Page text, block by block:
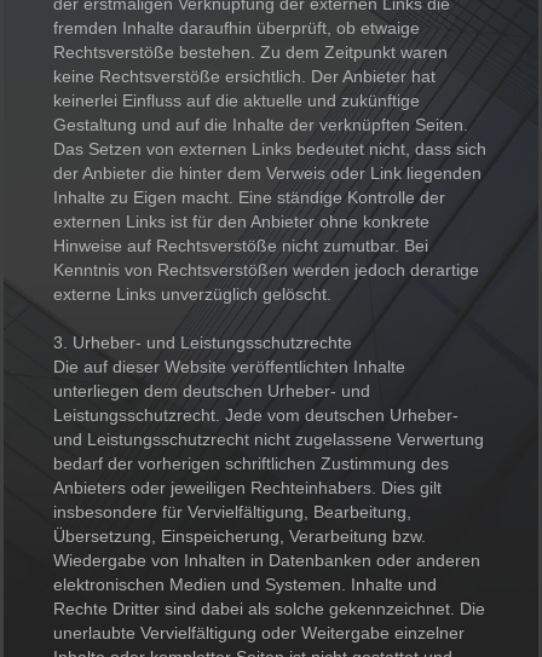
fremden Inhalte daraufhin überprüft, ob etwaige
Rechtsverstöße bestehen. Zu dem Zeitpunkt waren
keine Rechtsverstöße ersichtlich. Der Anbieter hat
keinerlei Einfluss auf die aktuelle und zukünftige
Gestaltung und auf die Inhalte der verknüpften Seiten.
Das Setzen von externen Links bedeutet nicht, dass sich
der Anbieter die hinter dem Verweis oder Link liegenden
Inhalte zu Eigen macht. Eine ständige Kontrolle der
externen Links ist für den Anbieter ohne konkrete
Hinweise auf Rechtsverstöße nicht zumutbar. Bei
Kenntnis von Rechtsverstößen werden jedoch derartige
externe Links unverzüglich gelöscht.
3. Urheber- und Leistungsschutzrechte
Die auf dieser Website veröffentlichten Inhalte
unterliegen dem deutschen Urheber- und
Leistungsschutzrecht. Jede vom deutschen Urheber-
und Leistungsschutzrecht nicht zugelassene Verwertung
bedarf der vorherigen schriftlichen Zustimmung des
Anbieters oder jeweiligen Rechteinhabers. Dies gilt
insbesondere für Vervielfältigung, Bearbeitung,
Übersetzung, Einspeicherung, Verarbeitung bzw.
Wiedergabe von Inhalten in Datenbanken oder anderen
elektronischen Medien und Systemen. Inhalte und
Rechte Dritter sind dabei als solche gekennzeichnet. Die
unerlaubte Vervielfältigung oder Weitergabe einzelner